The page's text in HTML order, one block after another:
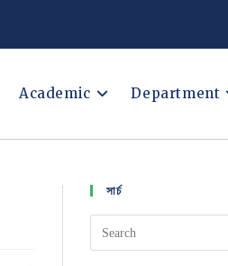
Academic Department
সার্চ